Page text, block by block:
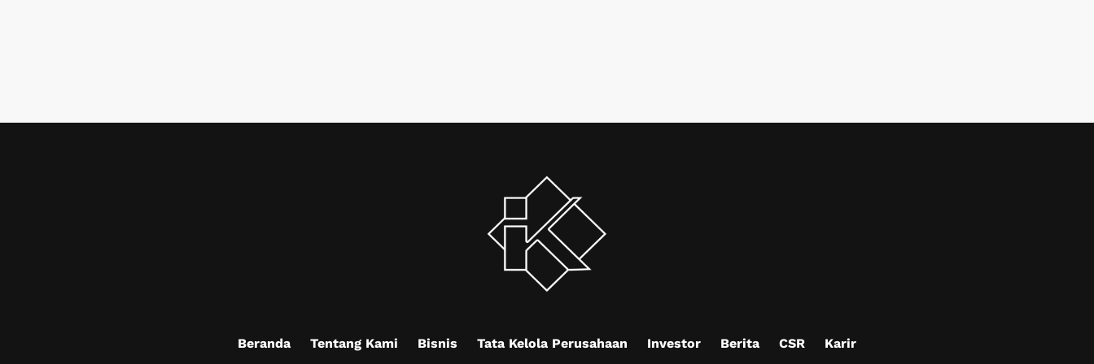
Beranda Tentang Kami Bisnis Tata Kelola Perusahaan Investor Berita CSR Karir